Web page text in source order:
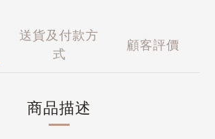
送貨及付款方
式
顧客評價
商品描述